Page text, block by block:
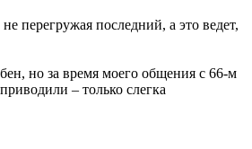
перегружая последний, а это ведет,
но за время моего общения с 66-м
– только слегка